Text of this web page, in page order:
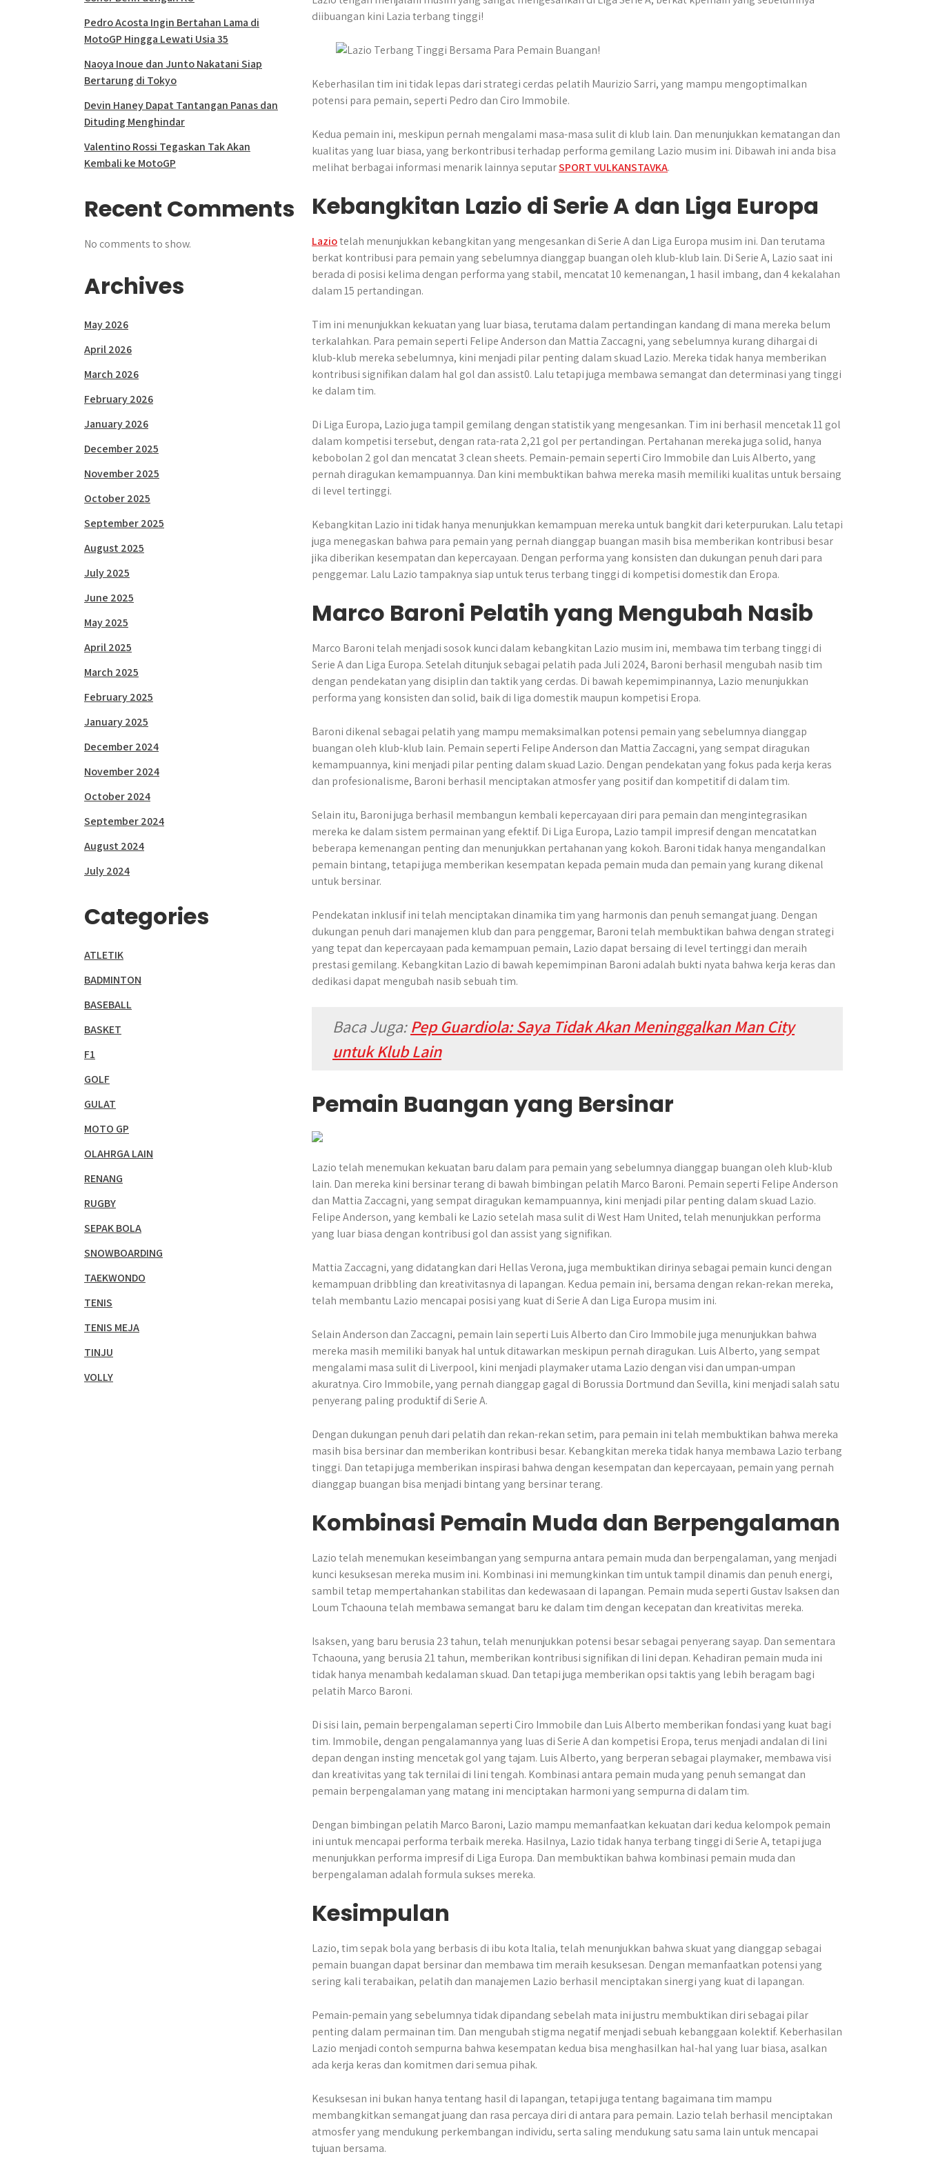
t
e
s
n
r
e
p
e
diibuangan kini Lazia terbang tinggi!
Keberhasilan tim ini tidak lepas dari strategi cerdas pelatih Maurizio Sarri, yang mampu mengoptimalkan
potensi para pemain, seperti Pedro dan Ciro Immobile.
Kedua pemain ini, meskipun pernah mengalami masa-masa sulit di klub lain. Dan menunjukkan kematangan dan
kualitas yang luar biasa, yang berkontribusi terhadap performa gemilang Lazio musim ini. Dibawah ini anda bisa
melihat berbagai informasi menarik lainnya seputarSPORT VULKANSTAVKA.
Kebangkitan Lazio di Serie A dan Liga Europa
Laziotelah menunjukkan kebangkitan yang mengesankan di Serie A dan Liga Europa musim ini. Dan terutama
berkat kontribusi para pemain yang sebelumnya dianggap buangan oleh klub-klub lain. Di Serie A, Lazio saat ini
berada di posisi kelima dengan performa yang stabil, mencatat 10 kemenangan, 1 hasil imbang, dan 4 kekalahan
dalam 15 pertandingan.
Tim ini menunjukkan kekuatan yang luar biasa, terutama dalam pertandingan kandang di mana mereka belum
terkalahkan. Para pemain seperti Felipe Anderson dan Mattia Zaccagni, yang sebelumnya kurang dihargai di
klub-klub mereka sebelumnya, kini menjadi pilar penting dalam skuad Lazio. Mereka tidak hanya memberikan
kontribusi signifikan dalam hal gol dan assist0. Lalu tetapi juga membawa semangat dan determinasi yang tinggi
ke dalam tim.
Di Liga Europa, Lazio juga tampil gemilang dengan statistik yang mengesankan. Tim ini berhasil mencetak 11 gol
dalam kompetisi tersebut, dengan rata-rata 2,21 gol per pertandingan. Pertahanan mereka juga solid, hanya
kebobolan 2 gol dan mencatat 3 clean sheets. Pemain-pemain seperti Ciro Immobile dan Luis Alberto, yang
pernah diragukan kemampuannya. Dan kini membuktikan bahwa mereka masih memiliki kualitas untuk bersaing
di level tertinggi.
Kebangkitan Lazio ini tidak hanya menunjukkan kemampuan mereka untuk bangkit dari keterpurukan. Lalu tetapi
juga menegaskan bahwa para pemain yang pernah dianggap buangan masih bisa memberikan kontribusi besar
jika diberikan kesempatan dan kepercayaan. Dengan performa yang konsisten dan dukungan penuh dari para
penggemar. Lalu Lazio tampaknya siap untuk terus terbang tinggi di kompetisi domestik dan Eropa.
Marco Baroni Pelatih yang Mengubah Nasib
Marco Baroni telah menjadi sosok kunci dalam kebangkitan Lazio musim ini, membawa tim terbang tinggi di
Serie A dan Liga Europa. Setelah ditunjuk sebagai pelatih pada Juli 2024, Baroni berhasil mengubah nasib tim
dengan pendekatan yang disiplin dan taktik yang cerdas. Di bawah kepemimpinannya, Lazio menunjukkan
performa yang konsisten dan solid, baik di liga domestik maupun kompetisi Eropa.
Baroni dikenal sebagai pelatih yang mampu memaksimalkan potensi pemain yang sebelumnya dianggap
buangan oleh klub-klub lain. Pemain seperti Felipe Anderson dan Mattia Zaccagni, yang sempat diragukan
kemampuannya, kini menjadi pilar penting dalam skuad Lazio. Dengan pendekatan yang fokus pada kerja keras
dan profesionalisme, Baroni berhasil menciptakan atmosfer yang positif dan kompetitif di dalam tim.
Selain itu, Baroni juga berhasil membangun kembali kepercayaan diri para pemain dan mengintegrasikan
mereka ke dalam sistem permainan yang efektif. Di Liga Europa, Lazio tampil impresif dengan mencatatkan
beberapa kemenangan penting dan menunjukkan pertahanan yang kokoh. Baroni tidak hanya mengandalkan
pemain bintang, tetapi juga memberikan kesempatan kepada pemain muda dan pemain yang kurang dikenal
untuk bersinar.
Pendekatan inklusif ini telah menciptakan dinamika tim yang harmonis dan penuh semangat juang. Dengan
dukungan penuh dari manajemen klub dan para penggemar, Baroni telah membuktikan bahwa dengan strategi
yang tepat dan kepercayaan pada kemampuan pemain, Lazio dapat bersaing di level tertinggi dan meraih
prestasi gemilang. Kebangkitan Lazio di bawah kepemimpinan Baroni adalah bukti nyata bahwa kerja keras dan
dedikasi dapat mengubah nasib sebuah tim.
Baca Juga:Pep Guardiola: Saya Tidak Akan Meninggalkan Man City
untuk Klub Lain
Pemain Buangan yang Bersinar
Lazio telah menemukan kekuatan baru dalam para pemain yang sebelumnya dianggap buangan oleh klub-klub
lain. Dan mereka kini bersinar terang di bawah bimbingan pelatih Marco Baroni. Pemain seperti Felipe Anderson
dan Mattia Zaccagni, yang sempat diragukan kemampuannya, kini menjadi pilar penting dalam skuad Lazio.
Felipe Anderson, yang kembali ke Lazio setelah masa sulit di West Ham United, telah menunjukkan performa
yang luar biasa dengan kontribusi gol dan assist yang signifikan.
Mattia Zaccagni, yang didatangkan dari Hellas Verona, juga membuktikan dirinya sebagai pemain kunci dengan
kemampuan dribbling dan kreativitasnya di lapangan. Kedua pemain ini, bersama dengan rekan-rekan mereka,
telah membantu Lazio mencapai posisi yang kuat di Serie A dan Liga Europa musim ini.
Selain Anderson dan Zaccagni, pemain lain seperti Luis Alberto dan Ciro Immobile juga menunjukkan bahwa
mereka masih memiliki banyak hal untuk ditawarkan meskipun pernah diragukan. Luis Alberto, yang sempat
mengalami masa sulit di Liverpool, kini menjadi playmaker utama Lazio dengan visi dan umpan-umpan
akuratnya. Ciro Immobile, yang pernah dianggap gagal di Borussia Dortmund dan Sevilla, kini menjadi salah satu
penyerang paling produktif di Serie A.
Dengan dukungan penuh dari pelatih dan rekan-rekan setim, para pemain ini telah membuktikan bahwa mereka
masih bisa bersinar dan memberikan kontribusi besar. Kebangkitan mereka tidak hanya membawa Lazio terbang
tinggi. Dan tetapi juga memberikan inspirasi bahwa dengan kesempatan dan kepercayaan, pemain yang pernah
dianggap buangan bisa menjadi bintang yang bersinar terang.
Kombinasi Pemain Muda dan Berpengalaman
Lazio telah menemukan keseimbangan yang sempurna antara pemain muda dan berpengalaman, yang menjadi
kunci kesuksesan mereka musim ini. Kombinasi ini memungkinkan tim untuk tampil dinamis dan penuh energi,
sambil tetap mempertahankan stabilitas dan kedewasaan di lapangan. Pemain muda seperti Gustav Isaksen dan
Loum Tchaouna telah membawa semangat baru ke dalam tim dengan kecepatan dan kreativitas mereka.
Isaksen, yang baru berusia 23 tahun, telah menunjukkan potensi besar sebagai penyerang sayap. Dan sementara
Tchaouna, yang berusia 21 tahun, memberikan kontribusi signifikan di lini depan. Kehadiran pemain muda ini
tidak hanya menambah kedalaman skuad. Dan tetapi juga memberikan opsi taktis yang lebih beragam bagi
pelatih Marco Baroni.
Di sisi lain, pemain berpengalaman seperti Ciro Immobile dan Luis Alberto memberikan fondasi yang kuat bagi
tim. Immobile, dengan pengalamannya yang luas di Serie A dan kompetisi Eropa, terus menjadi andalan di lini
depan dengan insting mencetak gol yang tajam. Luis Alberto, yang berperan sebagai playmaker, membawa visi
dan kreativitas yang tak ternilai di lini tengah. Kombinasi antara pemain muda yang penuh semangat dan
pemain berpengalaman yang matang ini menciptakan harmoni yang sempurna di dalam tim.
Dengan bimbingan pelatih Marco Baroni, Lazio mampu memanfaatkan kekuatan dari kedua kelompok pemain
ini untuk mencapai performa terbaik mereka. Hasilnya, Lazio tidak hanya terbang tinggi di Serie A, tetapi juga
menunjukkan performa impresif di Liga Europa. Dan membuktikan bahwa kombinasi pemain muda dan
berpengalaman adalah formula sukses mereka.
Kesimpulan
Lazio, tim sepak bola yang berbasis di ibu kota Italia, telah menunjukkan bahwa skuat yang dianggap sebagai
pemain buangan dapat bersinar dan membawa tim meraih kesuksesan. Dengan memanfaatkan potensi yang
sering kali terabaikan, pelatih dan manajemen Lazio berhasil menciptakan sinergi yang kuat di lapangan.
Pemain-pemain yang sebelumnya tidak dipandang sebelah mata ini justru membuktikan diri sebagai pilar
penting dalam permainan tim. Dan mengubah stigma negatif menjadi sebuah kebanggaan kolektif. Keberhasilan
Lazio menjadi contoh sempurna bahwa kesempatan kedua bisa menghasilkan hal-hal yang luar biasa, asalkan
ada kerja keras dan komitmen dari semua pihak.
Kesuksesan ini bukan hanya tentang hasil di lapangan, tetapi juga tentang bagaimana tim mampu
membangkitkan semangat juang dan rasa percaya diri di antara para pemain. Lazio telah berhasil menciptakan
atmosfer yang mendukung perkembangan individu, serta saling mendukung satu sama lain untuk mencapai
tujuan bersama.
Pedro Acosta Ingin Bertahan Lama di
MotoGP Hingga Lewati Usia 35
Naoya Inoue dan Junto Nakatani Siap
Bertarung di Tokyo
Devin Haney Dapat Tantangan Panas dan
Dituding Menghindar
Valentino Rossi Tegaskan Tak Akan
Kembali ke MotoGP
Recent Comments
No comments to show.
Archives
May 2026
April 2026
March 2026
February 2026
January 2026
December 2025
November 2025
October 2025
September 2025
August 2025
July 2025
June 2025
May 2025
April 2025
March 2025
February 2025
January 2025
December 2024
November 2024
October 2024
September 2024
August 2024
July 2024
Categories
ATLETIK
BADMINTON
BASEBALL
BASKET
F1
GOLF
GULAT
MOTO GP
OLAHRGA LAIN
RENANG
RUGBY
SEPAK BOLA
SNOWBOARDING
TAEKWONDO
TENIS
TENIS MEJA
TINJU
VOLLY